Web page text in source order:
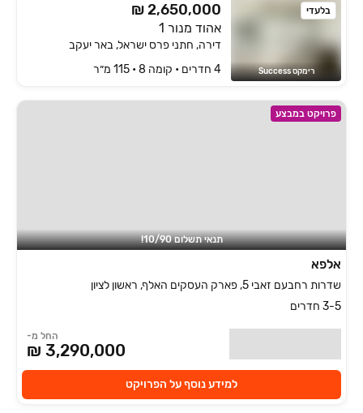
בלעדי
רימקס Success
₪ 2,650,000
אהוד מנור 1
דירה, חתני פרס ישראל, באר יעקב
4 חדרים • קומה ‎8‏ • 115 מ״ר
פרויקט במבצע
תנאי תשלום 10/90!
אלפא
שדרות רחבעם זאבי 5, פארק העסקים האלף, ראשון לציון
3-5 חדרים
החל מ-
3,290,000 ₪
למידע נוסף על הפרויקט